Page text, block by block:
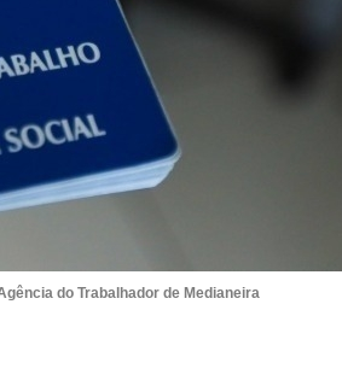
do Trabalhador de Medianeira